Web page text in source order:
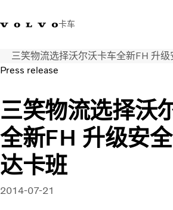
卡车
400 818 8999沃尔沃卡车商店 登录查找经销商 中国
运输解决方案
卡车
服务
经销商定位
新闻和媒体
关于我们
联系我们
三笑物流选择沃尔沃卡车全新FH 升
Press release
三笑物流选择沃
全新FH 升级安
达卡班
2014-07-21